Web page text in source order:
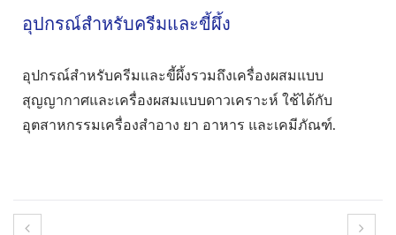
อุปกรณ์สำหรับครีมและขี้ผึ้ง
อุปกรณ์สำหรับครีมและขี้ผึ้งรวมถึงเครื่องผสมแบบ
สุญญากาศและเครื่องผสมแบบดาวเคราะห์ ใช้ได้กับ
อุตสาหกรรมเครื่องสำอาง ยา อาหาร และเคมีภัณฑ์.